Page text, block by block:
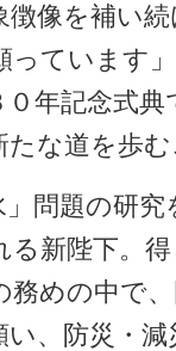
徴像を補い続
っています
０年記念式
な道を歩む
問題の研究
る新陛下。
務めの中で
い、防災・減